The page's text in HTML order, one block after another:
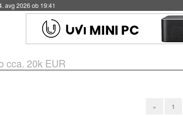
ob 19:41
cca. 20k EUR
« 1